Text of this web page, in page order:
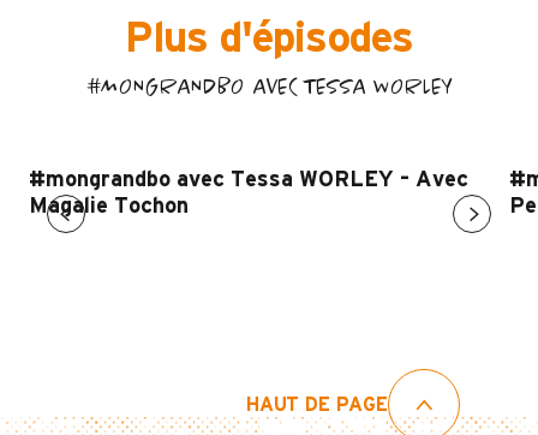
Plus d'épisodes
#MONGRANDBO AVEC TESSA WORLEY
#mongrandbo avec Tessa WORLEY – Avec
Magalie Tochon
HAUT DE PAGE